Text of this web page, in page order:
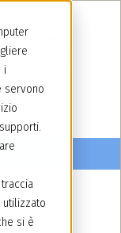
i
servono
si è